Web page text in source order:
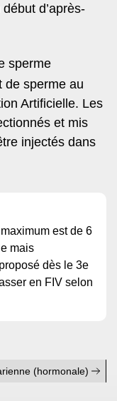
d’après-
sperme
de sperme au
Artificielle. Les
et mis
injectés dans
est de 6
mais
dès le 3e
en FIV selon
(hormonale)